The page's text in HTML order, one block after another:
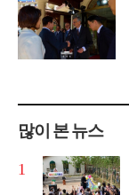
많이 본 뉴스